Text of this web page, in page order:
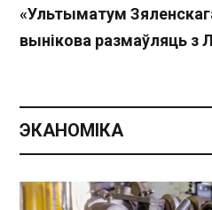
«Ультыматум
вынікова размаўляць з
ЭКАНОМІКА